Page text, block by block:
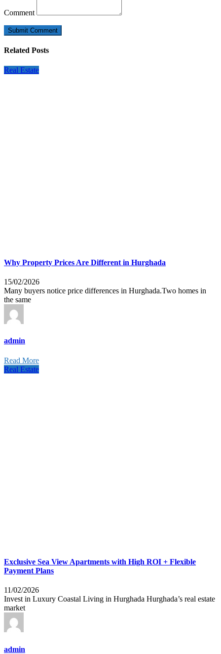
Comment
Related Posts
Real Estate
Why Property Prices Are Different in Hurghada
15/02/2026
Many buyers notice price differences in Hurghada.Two homes in
the same
admin
Read More
Real Estate
Exclusive Sea View Apartments with High ROI + Flexible
Payment Plans
11/02/2026
Invest in Luxury Coastal Living in Hurghada Hurghada’s real estate
market
admin